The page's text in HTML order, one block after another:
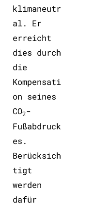
klimaneutr
al. Er
erreicht
dies durch
die
Kompensati
on seines
CO2-
Fußabdruck
es.
Berücksich
tigt
werden
dafür